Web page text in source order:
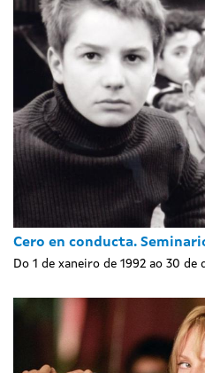
Cero en conducta.
Do 1 de xaneiro de 1992 ao 30